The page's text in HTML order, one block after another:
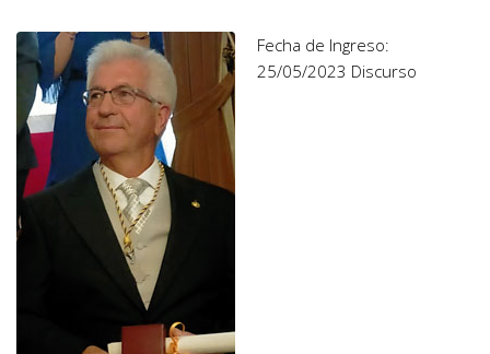
Fecha de Ingreso:
25/05/2023 Discurso